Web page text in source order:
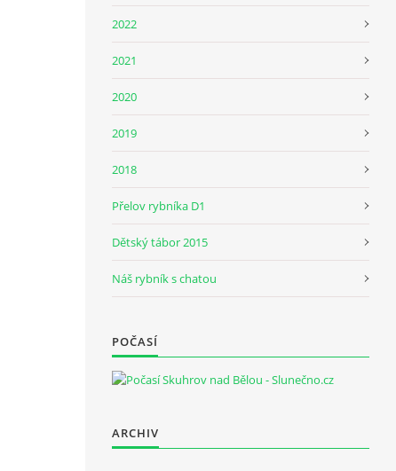
2022
2021
2020
2019
2018
Přelov rybníka D1
Dětský tábor 2015
Náš rybník s chatou
POČASÍ
ARCHIV